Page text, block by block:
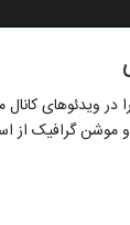
گرافیک از